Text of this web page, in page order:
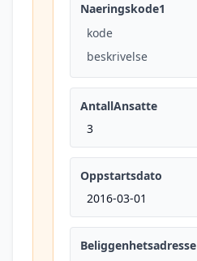
Naeringskode1
kode
beskrivelse
AntallAnsatte
3
Oppstartsdato
2016-03-01
Beliggenhetsadresse